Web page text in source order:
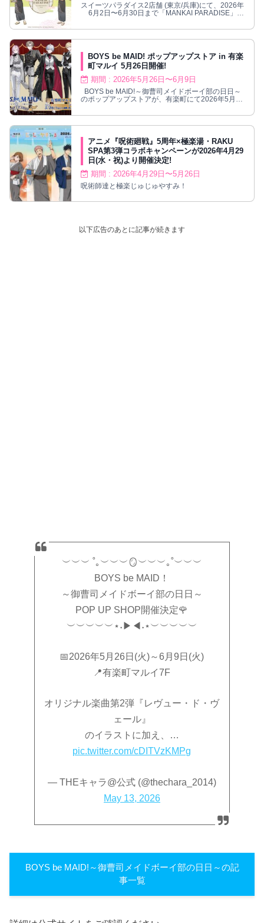
スイーツパラダイス2店舗 (東京/兵庫)にて、2026年
6月2日〜6月30日まで「MANKAI PARADISE」
BOYS be MAID! ポップアップストア in 有楽
町マルイ 5月26日開催!
期間 : 2026年5月26日〜6月9日
BOYS be MAID!～御曹司メイドボーイ部の日日～
のポップアップストアが、有楽町にて2026年5月26
アニメ『呪術廻戦』5周年×極楽湯・RAKU
SPA第3弾コラボキャンペーンが2026年4月29
日(水・祝)より開催決定!
期間 : 2026年4月29日〜5月26日
呪術師達と極楽じゅじゅやすみ！
以下広告のあとに記事が続きます
︶︶︶ ˚｡︶︶︶‌🪞︶︶︶｡˚︶︶︶‌
BOYS be MAID！
～御曹司メイドボーイ部の日日～
POP UP SHOP開催決定🌹
︶︶︶︶︶‌⋆˖▶◀˖⋆︶︶︶︶︶
📅2026年5月26日(火)～6月9日(火)
📍有楽町マルイ7F
オリジナル楽曲第2弾『レヴュー・ド・ヴ
ェール』
のイラストに加え、…
pic.twitter.com/cDITVzKMPg
— THEキャラ@公式 (@thechara_2014)
May 13, 2026
BOYS be MAID!～御曹司メイドボーイ部の日日～の記
事一覧